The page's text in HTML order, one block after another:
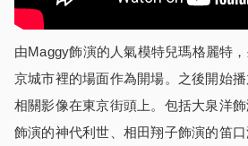
由Maggy飾演的人氣模特兒瑪格麗特
京城市裡的場面作為開場。之後開始
相關影像在東京街頭上。包括大泉洋
飾演的神代利世、相田翔子飾演的笛